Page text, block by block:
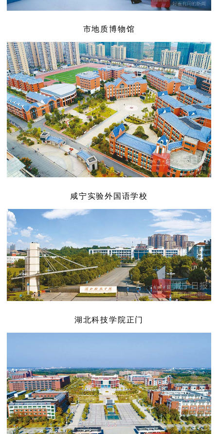
市地质博物馆
咸宁实验外国语学校
湖北科技学院正门